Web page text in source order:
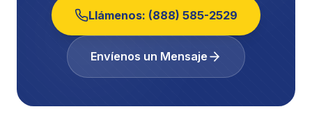
Llámenos: (888) 585-2529
Envíenos un Mensaje